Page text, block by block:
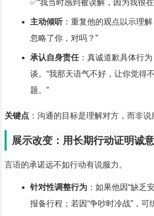
✅“我当时感到被误解，因为我很
主动倾听：重复他的观点以示理解
忽略了你，对吗？”
承认自身责任：真诚道歉具体行
谈。“我那天语气不好，让你觉得
题。”
关键点 ：沟通的目标是理解对方，而非说
展示改变：用长期行动证明诚意
言语的承诺远不如行动有说服力。
针对性调整行为：如果他因“缺乏
报备行程；若因“争吵时冷战”，可